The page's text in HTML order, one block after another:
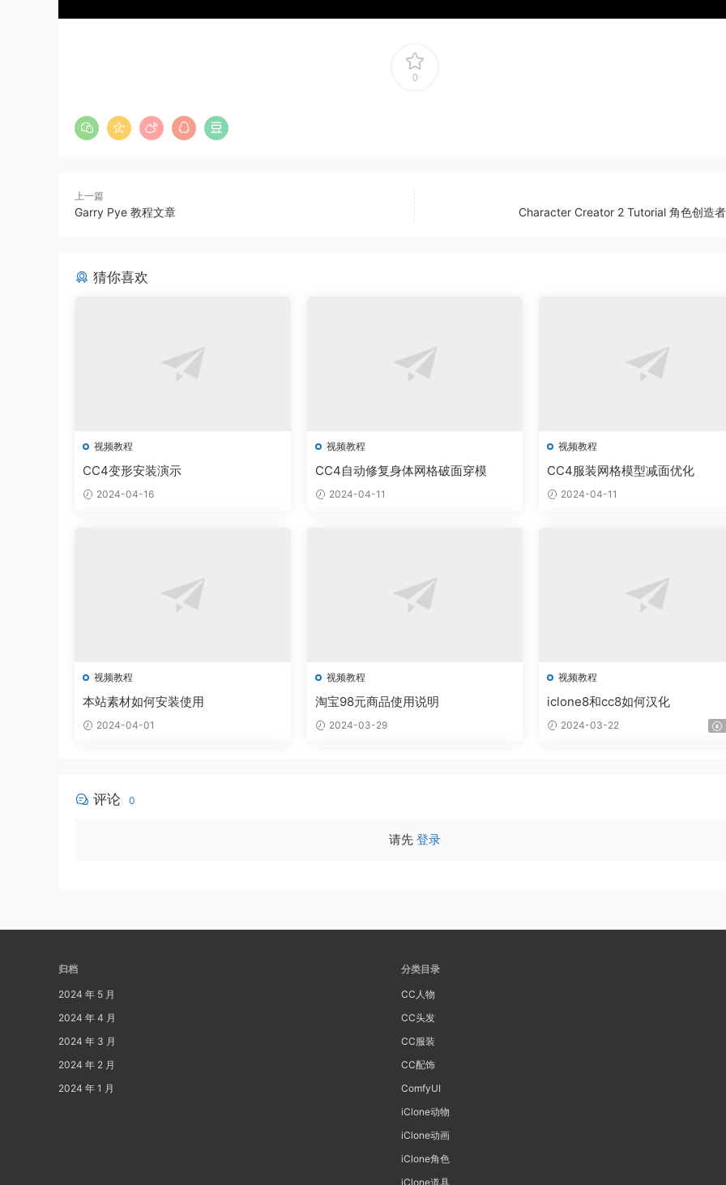
0
上一篇
Garry Pye 教程文章 Character Creator 2 Tutorial 角色创造
猜你喜欢
视频教程
CC4变形安装演示
2024-04-16
视频教程
CC4自动修复身体网格破面穿模
2024-04-11
视频教程
CC4服装网格模型减面优化
2024-04-11
视频教程
本站素材如何安装使用
2024-04-01
视频教程
淘宝98元商品使用说明
2024-03-29
视频教程
iclone8和cc8如何汉化
2024-03-22
评论 0
请先 登录
归档
2024 年 5 月
2024 年 4 月
2024 年 3 月
2024 年 2 月
2024 年 1 月
分类目录
CC人物
CC头发
CC服装
CC配饰
ComfyUI
iClone动物
iClone动画
iClone角色
iClone道具